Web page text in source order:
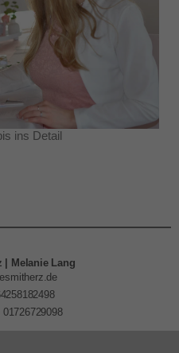
ins Detail
| Melanie Lang